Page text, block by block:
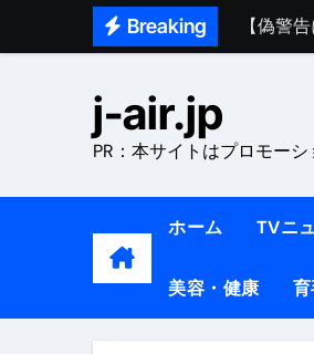
Breaking
【偽警
1万回
【医者
中町綾
【医者
j-air.jp
PR：本サイトはプロモー
ホーム TVニ
美容・健康